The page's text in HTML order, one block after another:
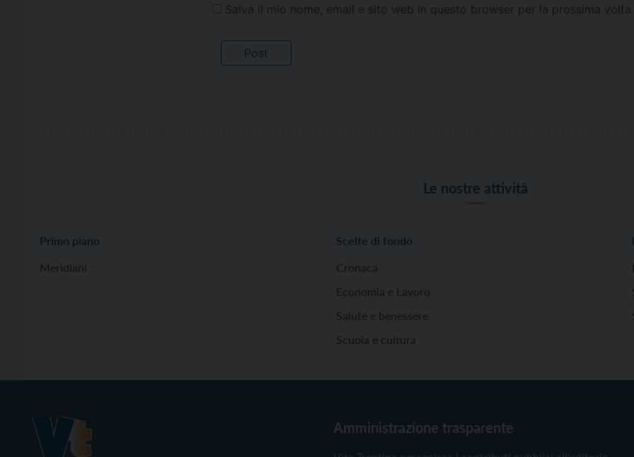
Salva il mio nome, email e sito web in questo browser per la prossima volta
Le nostre attività
Primo piano
Meridiani
Scelte di fondo
Cronaca
Economia e Lavoro
Salute e benessere
Scuola e cultura
Amministrazione trasparente